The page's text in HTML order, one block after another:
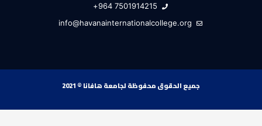
7501914215 964+
info@havanainternationalcollege.org
جميع الحقوق محفوظة لجامعة هافانا © 2021